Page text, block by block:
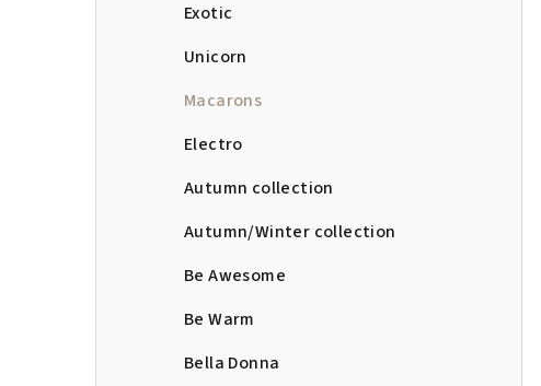
Exotic
Unicorn
Macarons
Electro
Autumn collection
Autumn/Winter collection
Be Awesome
Be Warm
Bella Donna